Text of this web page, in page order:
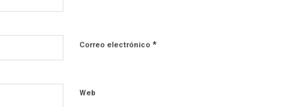
Correo electrónico *
Web